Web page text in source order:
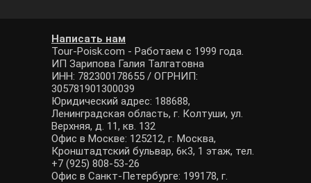
Написать нам
Tour-Poisk.com - Работаем с 1999 года.
ИП Зарипова Галия Талгатовна
ИНН: 782300178655 / ОГРНИП:
305781901300039
Юридический адрес: 188688,
Ленинградская область, г. Колтуши, ул.
Верхняя, д. 11, кв. 132
Офис в Москве: 125212, г. Москва,
Кронштадтский бульвар, 6к3, 1 этаж, тел.
+7 (925) 808-53-26
Офис в Санкт-Петербурге: 199178, г.